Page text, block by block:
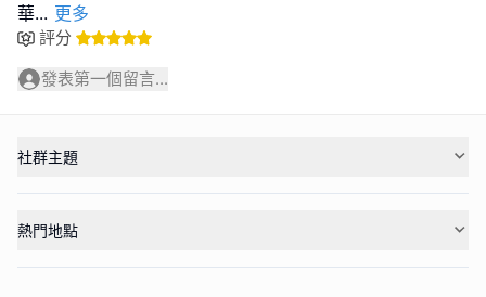
華... 更多
評分
發表第一個留言...
社群主題
熱門地點